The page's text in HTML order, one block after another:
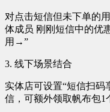
对点击短信但未下单的
体成员 刚刚短信中的优
用→”
3. 线下场景结合
实体店可设置“短信扫码
信，可额外领取帆布包1